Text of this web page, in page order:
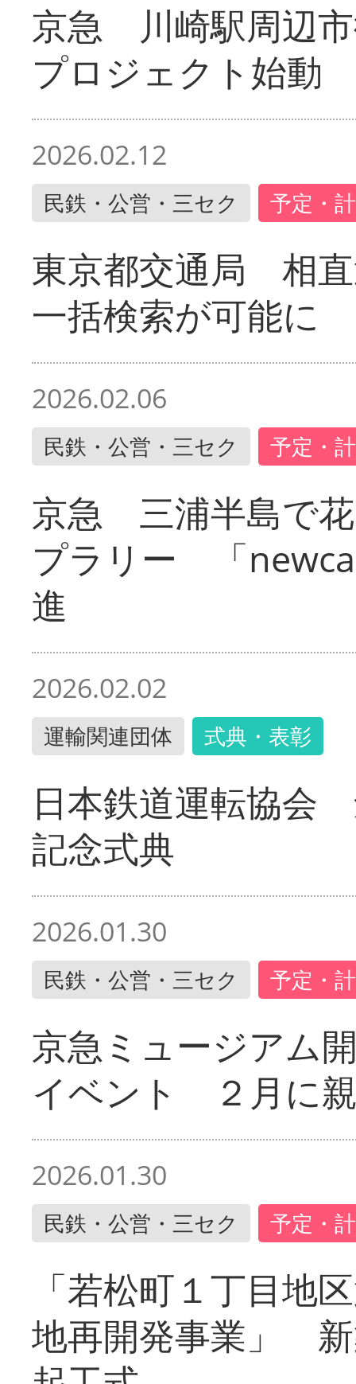
京急 川崎駅周辺
プロジェクト始動
2026.02.12
民鉄・公営・三セク 予定・
東京都交通局 相
一括検索が可能に
2026.02.06
民鉄・公営・三セク 予定・
京急 三浦半島で
プラリー 「
進
2026.02.02
運輸関連団体 式典・表彰
日本鉄道運転協会
記念式典
2026.01.30
民鉄・公営・三セク 予定・
京急ミュージアム
イベント ２月に
2026.01.30
民鉄・公営・三セク 予定・
「若松町１丁目地
地再開発事業」